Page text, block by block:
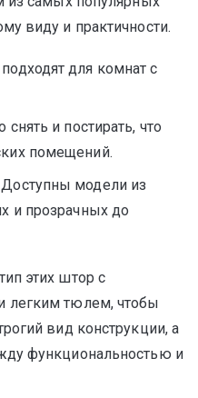
виду и практичности.
для комнат с
и постирать, что
помещений.
модели из
и прозрачных до
этих штор с
легким тюлем, чтобы
вид конструкции, а
функциональностью и